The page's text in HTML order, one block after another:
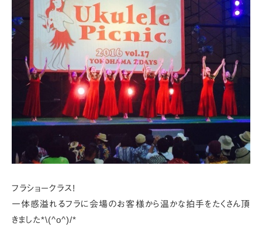
フラショークラス!
一体感溢れるフラに会場のお客様から温かな拍手をたくさん頂
きました*\(^o^)/*